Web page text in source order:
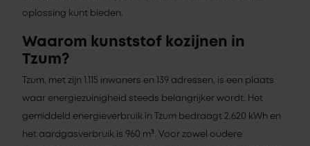
oplossing kunt bieden.
Waarom kunststof kozijnen in
Tzum?
Tzum, met zijn 1.115 inwoners en 139 adressen, is een plaats
waar energiezuinigheid steeds belangrijker wordt. Het
gemiddeld energieverbruik in Tzum bedraagt 2.620 kWh en
het aardgasverbruik is 960 m³. Voor zowel oudere